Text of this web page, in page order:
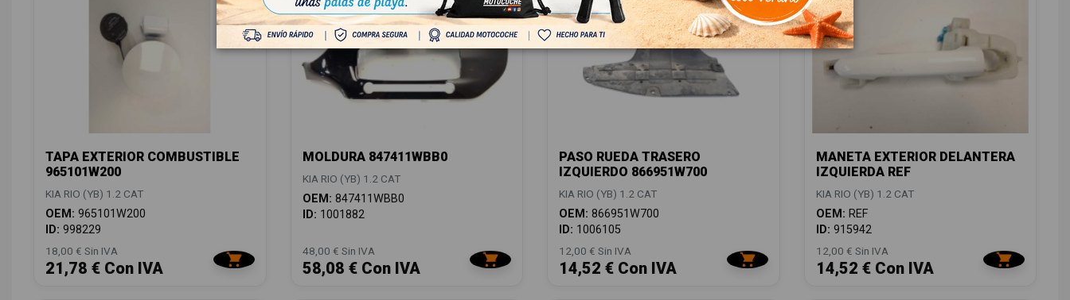
TAPA EXTERIOR COMBUSTIBLE
965101W200
KIA RIO (YB) 1.2 CAT
OEM: 965101W200
ID: 998229
18,00 € Sin IVA
21,78 € Con IVA
MOLDURA 847411WBB0
KIA RIO (YB) 1.2 CAT
OEM: 847411WBB0
ID: 1001882
48,00 € Sin IVA
58,08 € Con IVA
PASO RUEDA TRASERO
IZQUIERDO 866951W700
KIA RIO (YB) 1.2 CAT
OEM: 866951W700
ID: 1006105
12,00 € Sin IVA
14,52 € Con IVA
MANETA EXTERIOR DELANTERA
IZQUIERDA REF
KIA RIO (YB) 1.2 CAT
OEM: REF
ID: 915942
12,00 € Sin IVA
14,52 € Con IVA